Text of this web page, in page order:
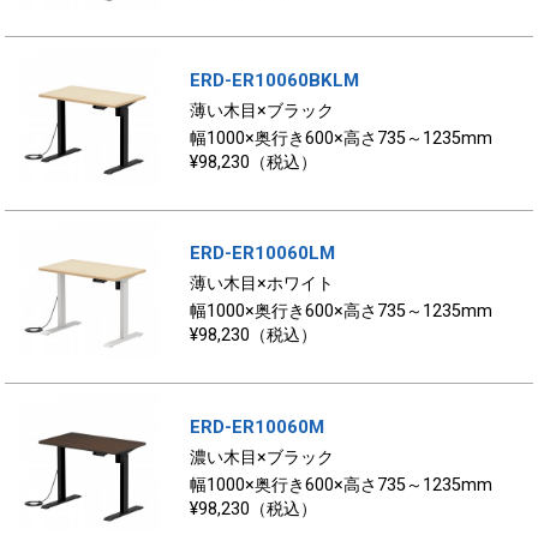
ERD-ER10060BKLM
薄い木目×ブラック
幅1000×奥行き600×高さ735～1235mm
¥98,230（税込）
ERD-ER10060LM
薄い木目×ホワイト
幅1000×奥行き600×高さ735～1235mm
¥98,230（税込）
ERD-ER10060M
濃い木目×ブラック
幅1000×奥行き600×高さ735～1235mm
¥98,230（税込）